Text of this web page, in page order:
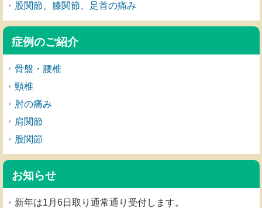
股関節、膝関節、足首の痛み
症例のご紹介
骨盤・腰椎
頸椎
肘の痛み
肩関節
股関節
お知らせ
新年は1月6日取り通常通り受付します。